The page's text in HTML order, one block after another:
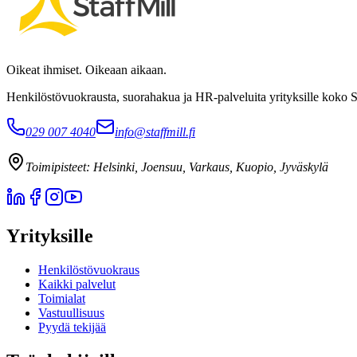
Oikeat ihmiset. Oikeaan aikaan.
Henkilöstövuokrausta, suorahakua ja HR-palveluita yrityksille koko
029 007 4040 info@staffmill.fi
Toimipisteet: Helsinki, Joensuu, Varkaus, Kuopio, Jyväskylä
Yrityksille
Henkilöstövuokraus
Kaikki palvelut
Toimialat
Vastuullisuus
Pyydä tekijää